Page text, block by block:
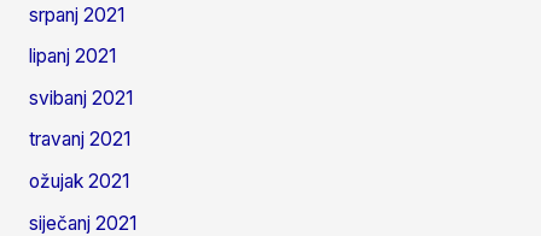
srpanj 2021
lipanj 2021
svibanj 2021
travanj 2021
ožujak 2021
siječanj 2021